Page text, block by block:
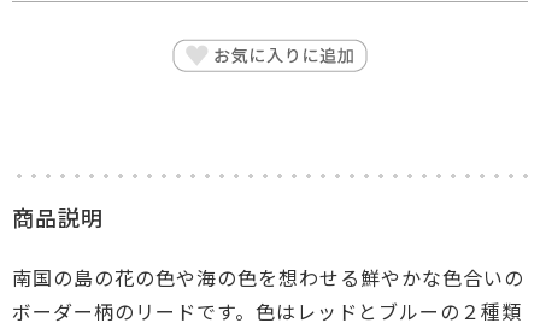
商品説明
南国の島の花の色や海の色を想わせる鮮やかな色合いの
ボーダー柄のリードです。色はレッドとブルーの２種類